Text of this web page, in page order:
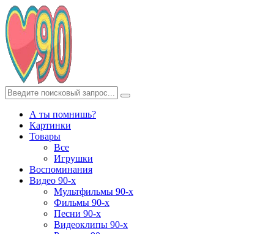
А ты помнишь?
Картинки
Товары
Все
Игрушки
Воспоминания
Видео 90-х
Мультфильмы 90-х
Фильмы 90-х
Песни 90-х
Видеоклипы 90-х